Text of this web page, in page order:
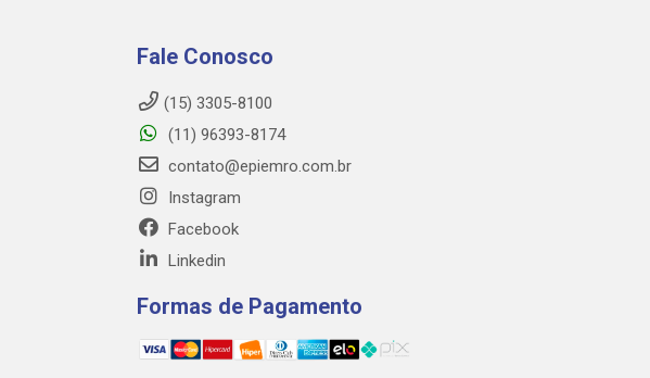
Fale Conosco
(15) 3305-8100
(11) 96393-8174
contato@epiemro.com.br
Instagram
Facebook
Linkedin
Formas de Pagamento